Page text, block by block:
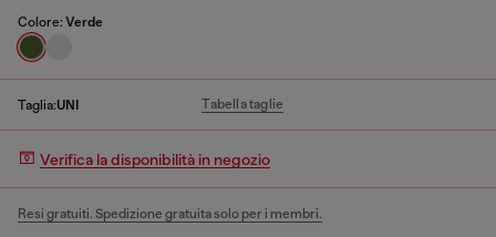
Colore: Verde
Taglia:UNI Tabella taglie
Verifica la disponibilità in negozio
Resi gratuiti. Spedizione gratuita solo per i membri.